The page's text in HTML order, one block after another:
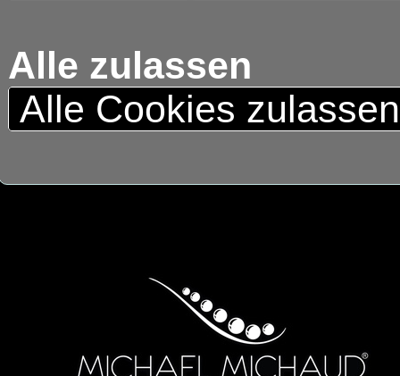
Alle zulassen
Alle Cookies